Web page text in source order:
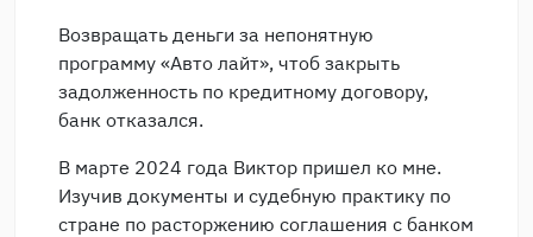
Возвращать деньги за непонятную
программу «Авто лайт», чтоб закрыть
задолженность по кредитному договору,
банк отказался.
В марте 2024 года Виктор пришел ко мне.
Изучив документы и судебную практику по
стране по расторжению соглашения с банком